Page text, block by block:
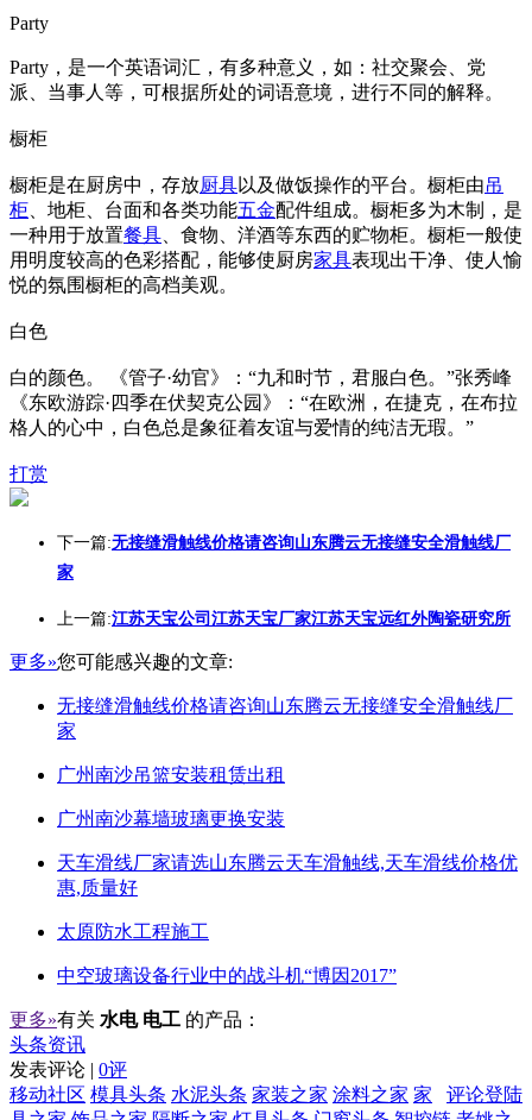
Party
Party，是一个英语词汇，有多种意义，如：社交聚会、党
派、当事人等，可根据所处的词语意境，进行不同的解释。
橱柜
橱柜是在厨房中，存放厨具以及做饭操作的平台。橱柜由吊
柜 、地柜、台面和各类功能五金配件组成。橱柜多为木制，是
一种用于放置餐具 、食物、洋酒等东西的贮物柜。橱柜一般使
用明度较高的色彩搭配，能够使厨房家具表现出干净、使人愉
悦的氛围橱柜的高档美观。
白色
白的颜色。 《管子·幼官》：“九和时节，君服白色。”张秀峰
《东欧游踪·四季在伏契克公园》：“在欧洲，在捷克，在布拉
格人的心中，白色总是象征着友谊与爱情的纯洁无瑕。”
打赏
下一篇:无接缝滑触线价格请咨询山东腾云无接缝安全滑触线厂
家
上一篇:江苏天宝公司江苏天宝厂家江苏天宝远红外陶瓷研究所
更多»您可能感兴趣的文章:
无接缝滑触线价格请咨询山东腾云无接缝安全滑触线厂
家
广州南沙吊篮安装租赁出租
广州南沙幕墙玻璃更换安装
天车滑线厂家请选山东腾云天车滑触线,天车滑线价格优
惠,质量好
太原防水工程施工
中空玻璃设备行业中的战斗机“博因2017”
更多»有关 水电 电工 的产品：
头条资讯
发表评论 | 0评
评论登陆
移动社区 模具头条 水泥头条 家装之家 涂料之家 家